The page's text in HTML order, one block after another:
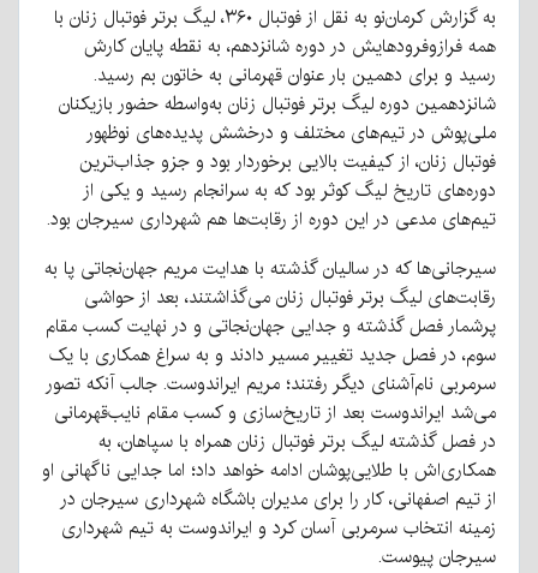
به گزارش کرمان‌نو به نقل از فوتبال ۳۶۰، لیگ برتر فوتبال زنان با
همه فرازوفرودهایش در دوره شانزدهم، به نقطه پایان کارش
رسید و برای دهمین بار عنوان قهرمانی به خاتون بم رسید.
شانزدهمین دوره لیگ برتر فوتبال زنان به‌واسطه حضور بازیکنان
ملی‌پوش در تیم‌های مختلف و درخشش پدیده‌های نوظهور
فوتبال زنان، از کیفیت بالایی برخوردار بود و جزو جذاب‌ترین
دوره‌های تاریخ لیگ کوثر بود که به سرانجام رسید و یکی از
تیم‌های مدعی در این دوره از رقابت‌ها هم شهرداری سیرجان بود.
سیرجانی‌ها که در سالیان گذشته با هدایت مریم جهان‌نجاتی پا به
رقابت‌های لیگ برتر فوتبال زنان می‌گذاشتند، بعد از حواشی
پرشمار فصل گذشته و جدایی جهان‌نجاتی و در نهایت کسب مقام
سوم، در فصل جدید تغییر مسیر دادند و به سراغ همکاری با یک
سرمربی نام‌آشنای دیگر رفتند؛ مریم ایراندوست. جالب آنکه تصور
می‌شد ایراندوست بعد از تاریخ‌سازی و کسب مقام نایب‌قهرمانی
در فصل گذشته لیگ برتر فوتبال زنان همراه با سپاهان، به
همکاری‌اش با طلایی‌پوشان ادامه خواهد داد؛ اما جدایی ناگهانی او
از تیم اصفهانی، کار را برای مدیران باشگاه شهرداری سیرجان در
زمینه انتخاب سرمربی آسان کرد و ایراندوست به تیم شهرداری
سیرجان پیوست.